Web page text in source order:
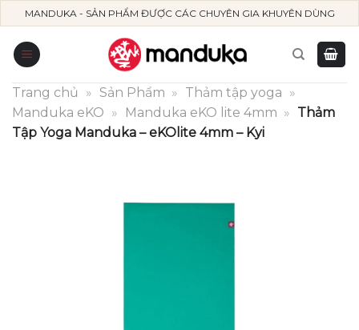
Skip
to
content
MANDUKA - SẢN PHẨM ĐƯỢC CÁC CHUYÊN GIA KHUYÊN DÙNG
Trang chủ » Sản Phẩm » Thảm tập yoga »
Manduka eKO » Manduka eKO lite 4mm » Thảm
Tập Yoga Manduka – eKOlite 4mm – Kyi